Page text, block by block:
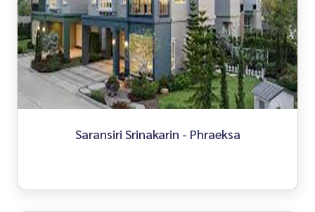
Saransiri Srinakarin - Phraeksa